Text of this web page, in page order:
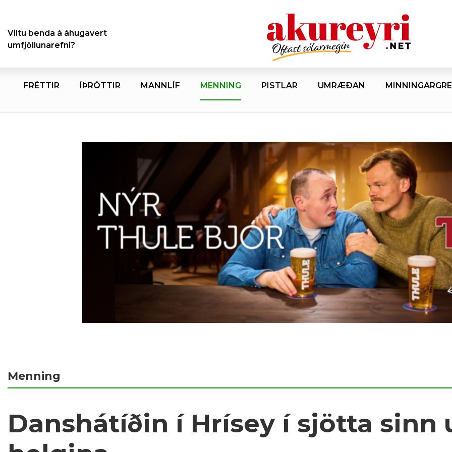
Viltu benda á áhugavert
umfjöllunarefni?
FRÉTTIR ÍÞRÓTTIR MANNLÍF MENNING PISTLAR UMRÆÐAN
Menning
Danshátíðin í Hrísey í sjötta sinn